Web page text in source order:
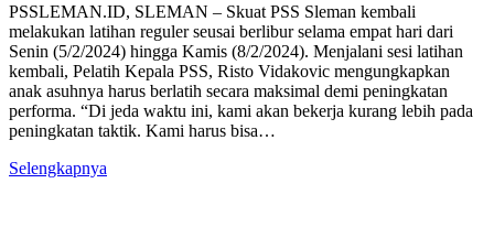
PSSLEMAN.ID, SLEMAN – Skuat PSS Sleman kembali
melakukan latihan reguler seusai berlibur selama empat hari dari
Senin (5/2/2024) hingga Kamis (8/2/2024). Menjalani sesi latihan
kembali, Pelatih Kepala PSS, Risto Vidakovic mengungkapkan
anak asuhnya harus berlatih secara maksimal demi peningkatan
performa. “Di jeda waktu ini, kami akan bekerja kurang lebih pada
peningkatan taktik. Kami harus bisa…
Selengkapnya